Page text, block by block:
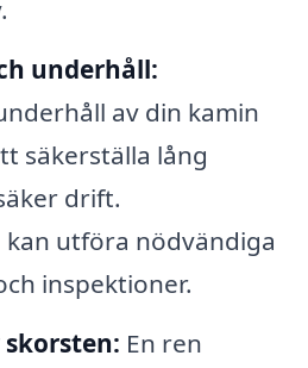
underhåll:
av din kamin
säkerställa lång
drift.
kan utföra nödvändiga
inspektioner.
En ren